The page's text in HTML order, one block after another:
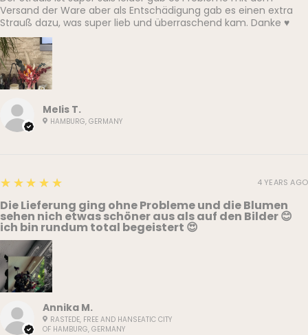
Melis T.
HAMBURG, GERMANY
Versand der Ware aber als Entschädigung gab es einen extra
Strauß dazu, was super lieb und überraschend kam. Danke ♥️
Annika M.
RASTEDE, FREE AND HANSEATIC CITY
OF HAMBURG, GERMANY
5
★★★★★
Die Lieferung ging ohne Probleme und die Blumen
sehen nich etwas schöner aus als auf den Bilder 😊
ich bin rundum total begeistert 😍
4 YEARS AGO